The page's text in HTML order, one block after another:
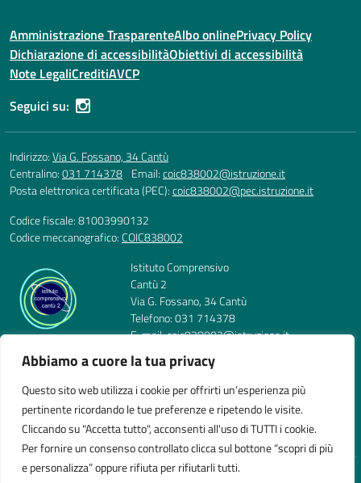
Abbiamo a cuore la tua privacy
Questo sito web utilizza i cookie per offrirti un’esperienza più
pertinente ricordando le tue preferenze e ripetendo le visite.
Cliccando su "Accetta tutto", acconsenti all'uso di TUTTI i cookie.
Per fornire un consenso controllato clicca sul bottone “scopri di più
e personalizza” oppure rifiuta per rifiutarli tutti.
Amministrazione TrasparenteAlbo onlinePrivacy Policy
Dichiarazione di accessibilitàObiettivi di accessibilità
Note LegaliCreditiAVCP
Seguici su:
Indirizzo:Via G. Fossano, 34 Cantù
Centralino:031 714378 Email:coic838002@istruzione.it
Posta elettronica certificata (PEC):coic838002@pec.istruzione.it
Codice fiscale: 81003990132
Codice meccanografico:COIC838002
Istituto Comprensivo
Cantù 2
Via G. Fossano, 34 Cantù
Telefono: 031 714378
E-mail: coic838002@istruzione.it
PEC: coic838002@pec.istruzione.it
Codice Meccanografico: COIC838002
Codice Fiscale: 81003990132